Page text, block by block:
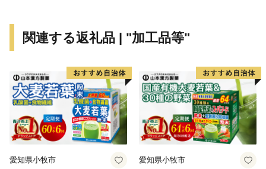
■ふるさと納税全般に関するお問合せ先
メールでのお問合せ: matsumae01@furusato95.jp
電話でのお問合せ： 011-887-8073
受付時間：9：00～17：00 (土・日・祝日除く)
関連する返礼品 | "加工品等"
愛知県小牧市 愛知県小牧市